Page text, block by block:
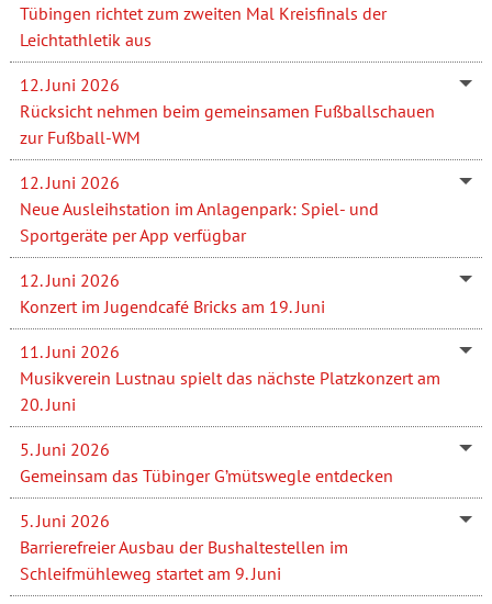
Tübingen richtet zum zweiten Mal Kreisfinals der
Leichtathletik aus
12. Juni 2026
Rücksicht nehmen beim gemeinsamen Fußballschauen
zur Fußball-WM
12. Juni 2026
Neue Ausleihstation im Anlagenpark: Spiel- und
Sportgeräte per App verfügbar
12. Juni 2026
Konzert im Jugendcafé Bricks am 19. Juni
11. Juni 2026
Musikverein Lustnau spielt das nächste Platzkonzert am
20. Juni
5. Juni 2026
Gemeinsam das Tübinger G’mütswegle entdecken
5. Juni 2026
Barrierefreier Ausbau der Bushaltestellen im
Schleifmühleweg startet am 9. Juni